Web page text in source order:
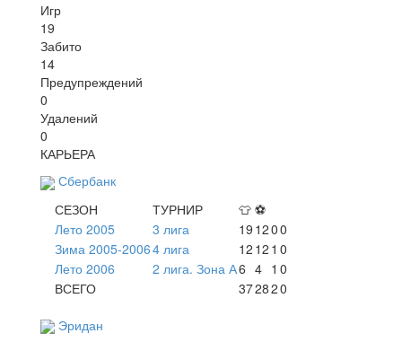
Игр
19
Забито
14
Предупреждений
0
Удалений
0
КАРЬЕРА
Сбербанк
СЕЗОН
ТУРНИР 👕 ⚽
Лето 2005
3 лига 19 1200
Зима 2005-20064 лига 12 12 1 0
Лето 2006
2 лига. Зона А6 4 1 0
ВСЕГО
372820
Эридан